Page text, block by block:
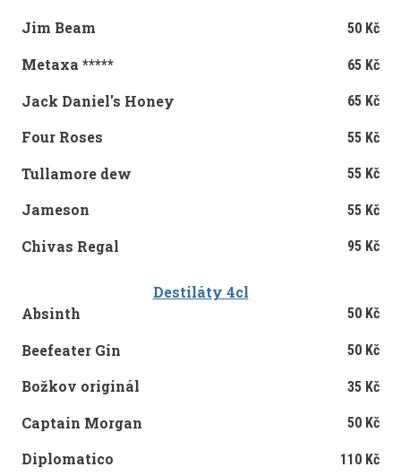
Jim Beam 50 Kč
Metaxa ***** 65 Kč
Jack Daniel's Honey 65 Kč
Four Roses 55 Kč
Tullamore dew 55 Kč
Jameson 55 Kč
Chivas Regal 95 Kč
Destiláty 4cl
Absinth
50 Kč
Beefeater Gin 50 Kč
Božkov originál 35 Kč
Captain Morgan 50 Kč
Diplomatico 110 Kč